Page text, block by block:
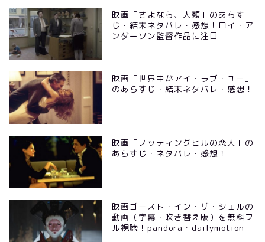
映画「さよなら、人類」のあらす
じ・結末ネタバレ・感想！ロイ・ア
ンダーソン監督作品に注目
映画「世界中がアイ・ラブ・ユー」
のあらすじ・結末ネタバレ・感想！
映画「ノッティングヒルの恋人」の
あらすじ・ネタバレ・感想！
映画ゴースト・イン・ザ・シェルの
動画（字幕・吹き替え版）を無料フ
ル視聴！pandora・dailymotion